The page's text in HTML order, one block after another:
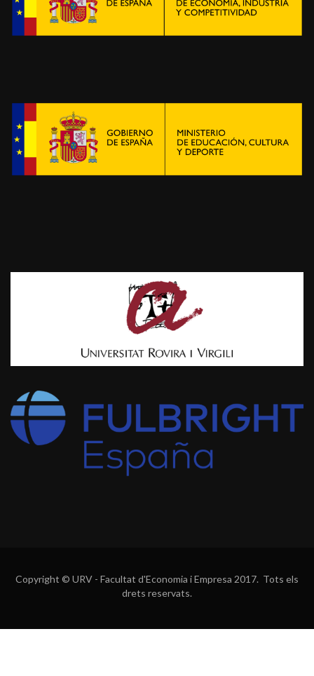
Copyright © URV - Facultat d'Economia i Empresa 2017. Tots els
drets reservats.